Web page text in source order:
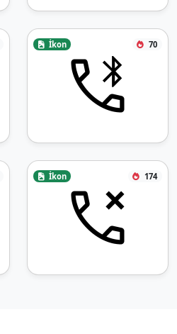
İkon 70
İkon 174